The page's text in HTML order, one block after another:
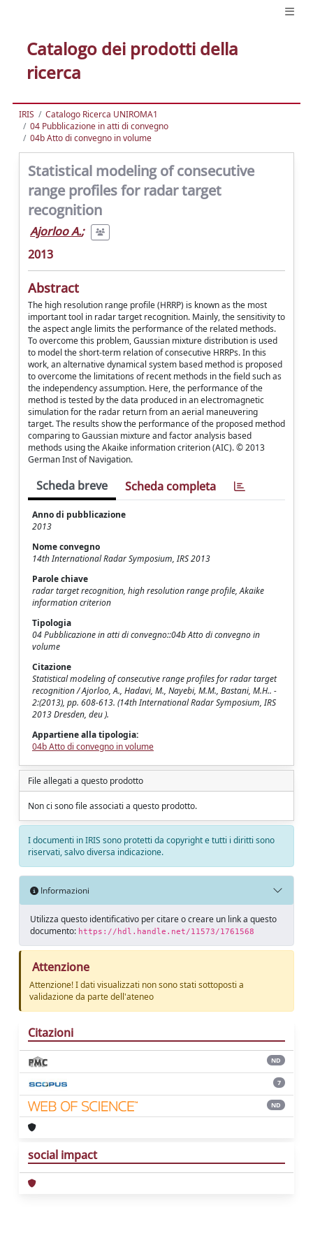
Catalogo dei prodotti della
ricerca
IRIS
Catalogo Ricerca UNIROMA1
04 Pubblicazione in atti di convegno
04b Atto di convegno in volume
Statistical modeling of consecutive
range profiles for radar target
recognition
Ajorloo A.;
2013
Abstract
The high resolution range profile (HRRP) is known as the most
important tool in radar target recognition. Mainly, the sensitivity to
the aspect angle limits the performance of the related methods.
To overcome this problem, Gaussian mixture distribution is used
to model the short-term relation of consecutive HRRPs. In this
work, an alternative dynamical system based method is proposed
to overcome the limitations of recent methods in the field such as
the independency assumption. Here, the performance of the
method is tested by the data produced in an electromagnetic
simulation for the radar return from an aerial maneuvering
target. The results show the performance of the proposed method
comparing to Gaussian mixture and factor analysis based
methods using the Akaike information criterion (AIC). © 2013
German Inst of Navigation.
Scheda breve Scheda completa
Anno di pubblicazione
2013
Nome convegno
14th International Radar Symposium, IRS 2013
Parole chiave
radar target recognition, high resolution range profile, Akaike
information criterion
Tipologia
04 Pubblicazione in atti di convegno::04b Atto di convegno in
volume
Citazione
Statistical modeling of consecutive range profiles for radar target
recognition / Ajorloo, A., Hadavi, M., Nayebi, M.M., Bastani, M.H.. -
2:(2013), pp. 608-613. (14th International Radar Symposium, IRS
2013 Dresden, deu ).
Appartiene alla tipologia:
04b Atto di convegno in volume
File allegati a questo prodotto
Non ci sono file associati a questo prodotto.
I documenti in IRIS sono protetti da copyright e tutti i diritti sono
riservati, salvo diversa indicazione.
Informazioni
Utilizza questo identificativo per citare o creare un link a questo
documento: https://hdl.handle.net/11573/1761568
Attenzione
Attenzione! I dati visualizzati non sono stati sottoposti a
validazione da parte dell'ateneo
Citazioni
ND
7
ND
social impact